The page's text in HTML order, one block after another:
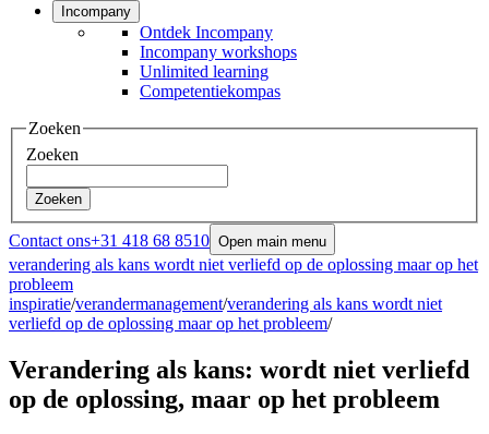
Incompany
Ontdek Incompany
Incompany workshops
Unlimited learning
Competentiekompas
Zoeken
Zoeken
Zoeken
Contact ons+31 418 68 8510 Open main menu
verandering als kans wordt niet verliefd op de oplossing maar op het
probleem
inspiratie/verandermanagement/verandering als kans wordt niet
verliefd op de oplossing maar op het probleem/
Verandering als kans: wordt niet verliefd
op de oplossing, maar op het probleem